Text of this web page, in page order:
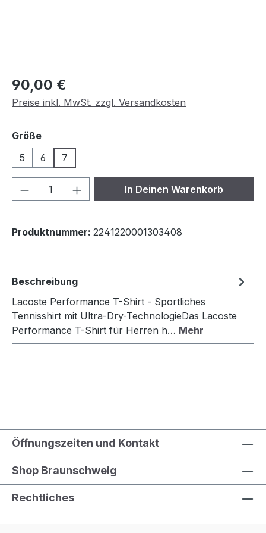
Regulärer Preis:
90,00 €
Preise inkl. MwSt. zzgl. Versandkosten
Größeauswählen
5
6 7
Produkt Anzahl: Gib denIn Deinen Warenkorb
Produktnummer: 2241220001303408
Beschreibung
Lacoste Performance T-Shirt - Sportliches
Tennisshirt mit Ultra-Dry-TechnologieDas Lacoste
Performance T-Shirt für Herren h… Mehr
Öffnungszeiten und Kontakt
Shop Braunschweig
Rechtliches